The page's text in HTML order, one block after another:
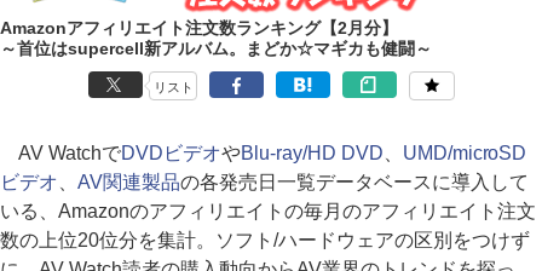
Amazonアフィリエイト注文数ランキング【2月分】
～首位はsupercell新アルバム。まどか☆マギカも健闘～
リスト
AV WatchでDVDビデオやBlu-ray/HD DVD
UMD/microSD
ビデオ
AV関連製品の各発売日一覧データベースに導入して
いる、Amazonのアフィリエイトの毎月のアフィリエイト注文
数の上位20位分を集計。ソフト/ハードウェアの区別をつけず